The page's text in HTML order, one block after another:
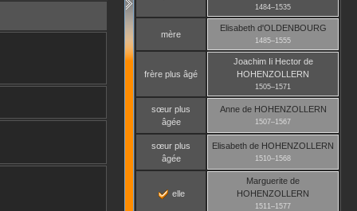
1484–1535
mère
Elisabethd'OLDENBOURG
1485–1555
frère plus âgé
Joachim Ii Hectorde
HOHENZOLLERN
1505–1571
sœur plus
âgée
Annede HOHENZOLLERN
1507–1567
sœur plus
âgée
Elisabeth de HOHENZOLLERN
1510–1568
elle
Marguerite de
HOHENZOLLERN
1511–1577